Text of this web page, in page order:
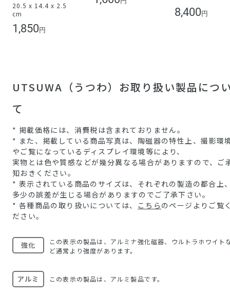
20.5 x 14.4 x 2.5
cm
1,850 円
8,400 円
UTSUWA（うつわ）お取り扱い製品につ
て
* 掲載価格には、消費税は含まれておりません。
* また、掲載している商品写真は、陶磁器の特性上、撮影環
やご覧になっているディスプレイ環境等により、
実物とは色や質感などが幾分異なる場合がありますので、ご
知おきください。
* 表示されている商品のサイズは、それぞれの製造の都合上
多少の誤差が生じる場合がありますのでご了承下さい。
* 各種商品の取り扱いについては、
こちら のページよりご覧
ださい。
強化
この表示の製品は、アルミナ強化磁器、ウルトラホワイト
ど通常より強度があります。
アルミ この表示の製品は、アルミ製品です。